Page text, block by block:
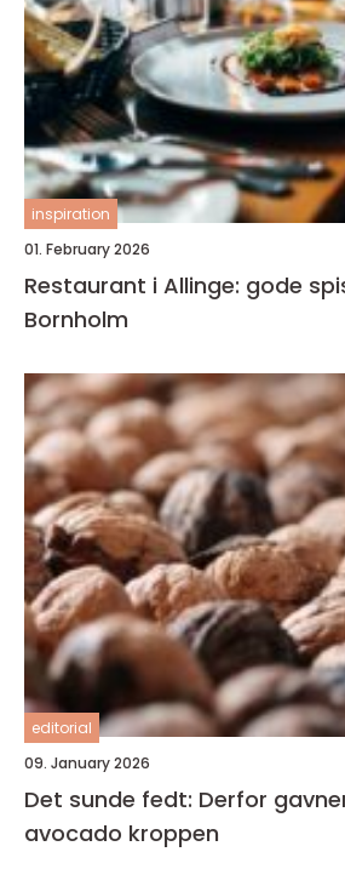
inspiration
01. February 2026
Restaurant i Allinge: gode
Bornholm
editorial
09. January 2026
Det sunde fedt: Derfor
avocado kroppen